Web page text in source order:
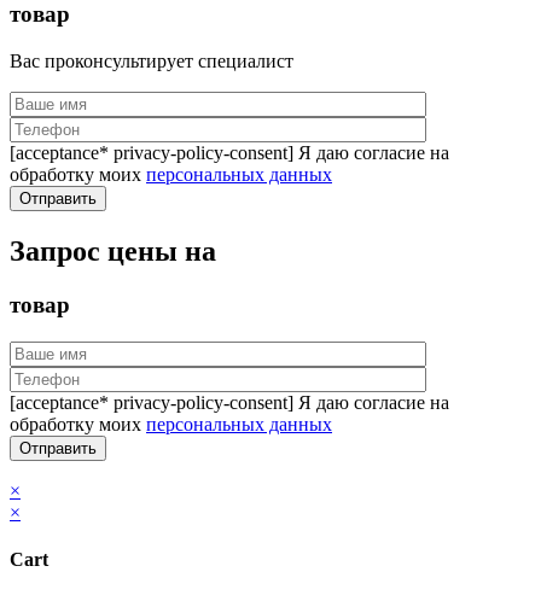
товар
Вас проконсультирует специалист
[acceptance* privacy-policy-consent] Я даю согласие на
обработку моих персональных данных
Запрос цены на
товар
[acceptance* privacy-policy-consent] Я даю согласие на
обработку моих персональных данных
×
×
Cart